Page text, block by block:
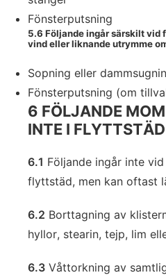
Fönsterputsning
5.6 Följande ingår särskilt vid
vind eller liknande utrymme
Sopning eller
Fönsterputsning (om
6 FÖLJANDE
INTE I FLYTTSTÄD
6.1 Följande ingår inte
flyttstäd, men kan oftast
6.2 Borttagning av
hyllor, stearin, tejp, lim
6.3 Våttorkning av